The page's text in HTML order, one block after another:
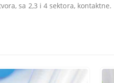
sa 2,3 i 4 sektora, kontaktne.